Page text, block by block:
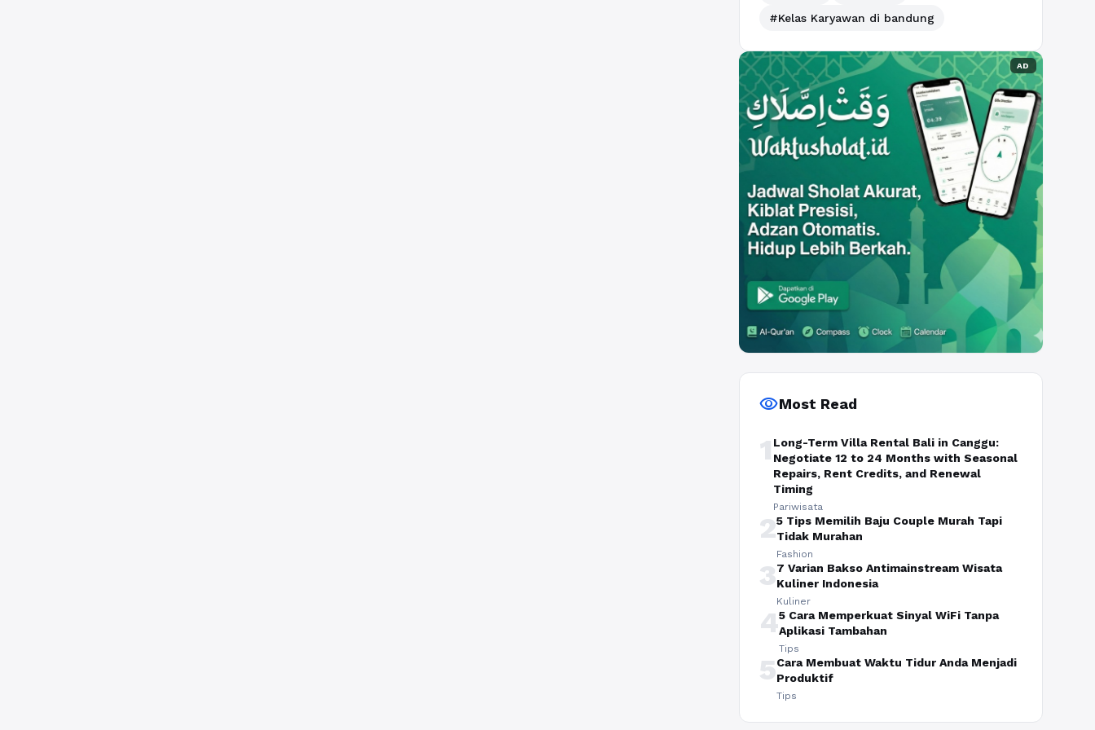
#Kelas Karyawan di bandung
AD
visibilityMost Read
1 Long-Term Villa Rental Bali in Canggu:
Negotiate 12 to 24 Months with Seasonal
Repairs, Rent Credits, and Renewal
Timing
Pariwisata
25 Tips Memilih Baju Couple Murah Tapi
Tidak Murahan
Fashion
37 Varian Bakso Antimainstream Wisata
Kuliner Indonesia
Kuliner
45 Cara Memperkuat Sinyal WiFi Tanpa
Aplikasi Tambahan
Tips
5Cara Membuat Waktu Tidur Anda Menjadi
Produktif
Tips